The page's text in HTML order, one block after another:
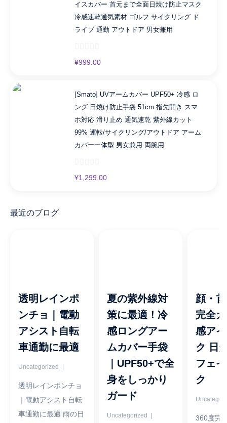
イスカバー 首元まで全面日焼け防止マスク
冷感速乾通気素材 ゴルフ サイクリング ド
ライブ 通勤 アウトドア 男女兼用
¥999.00
[Smato] UVアームカバー UPF50+ 冷感 ロ
ング 日焼け防止手袋 51cm 指先開き スマ
ホ対応 滑り止め 通気速乾 紫外線カット
99% 運転/サイクリング/アウトドア アーム
カバー一体型 男女兼用 両腕用
¥1,299.00
最近のブログ
透明レインポ
ンチョ｜電動
アシスト自転
車通勤に最適
Uncategorized
透明レインポンチョ
｜電動アシスト自転
車通勤に最適 雨の日
夏の紫外線対
策に最適！冷
感ロングアー
ムカバー手袋
｜UPF50+で全
身をしっかり
ガード
Uncategorized
顔・
完全
感ア
ク 日
フェ
ク
360度完